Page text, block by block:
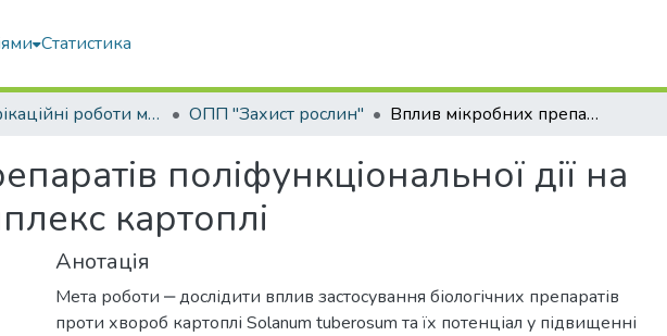
Статистика
Кваліфікаційні роботи магістрів ОПП "Захист рослин" Вплив мікробних препаратів поліфункціональної дії на мікопатогенний комплекс картоплі
поліфункціональної дії на
картоплі
Анотація
Мета роботи ‒ дослідити вплив застосування біологічних препаратів
проти хвороб картоплі Solanum tuberosum та їх потенціал у підвищенні